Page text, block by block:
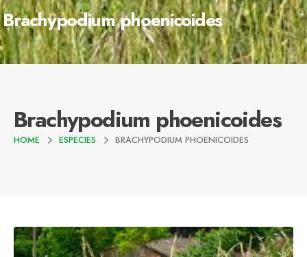
Brachypodium phoenicoides
Brachypodium phoenicoides
HOME ESPECIES BRACHYPODIUM PHOENICOIDES